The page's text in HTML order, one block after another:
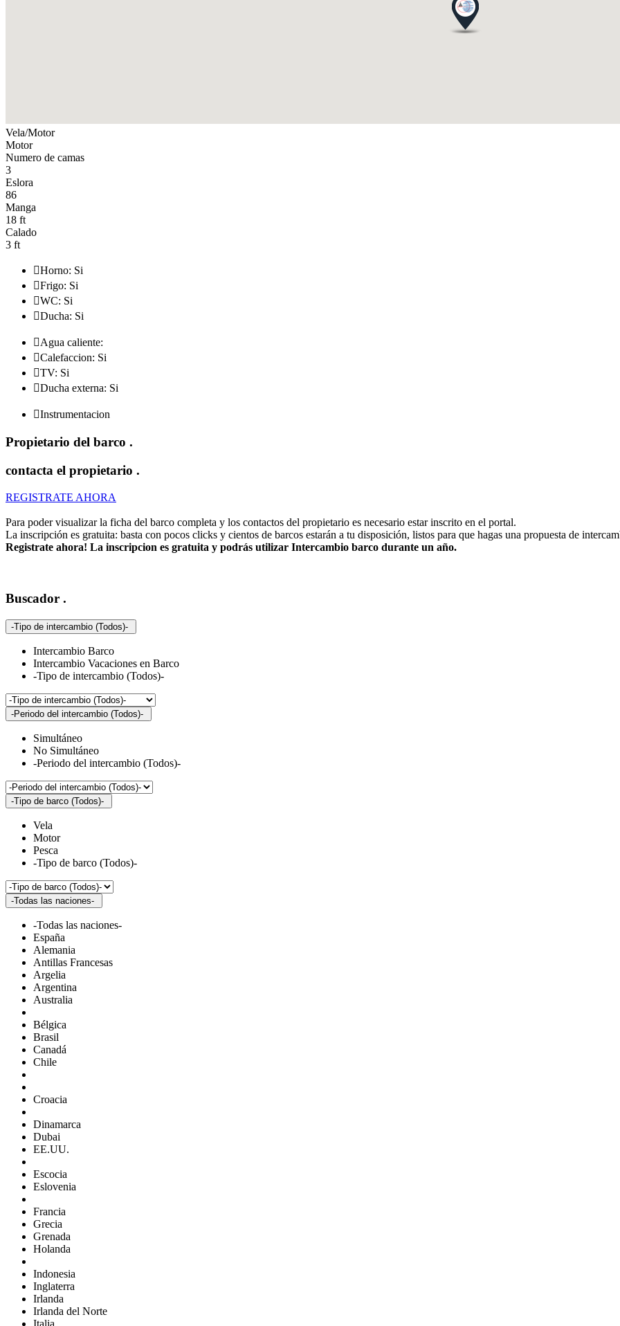
Vela/Motor
Motor
Numero de camas
3
Eslora
86
Manga
18 ft
Calado
3 ft
Horno: Si
Frigo: Si
WC: Si
Ducha: Si
Agua caliente:
Calefaccion: Si
TV: Si
Ducha externa: Si
Instrumentacion
Propietario del barco .
contacta el propietario .
REGISTRATE AHORA
Para poder visualizar la ficha del barco completa y los contactos del propietario es necesario estar inscrito en el portal.
La inscripción es gratuita: basta con pocos clicks y cientos de barcos estarán a tu disposición, listos para que hagas una propuesta de
Registrate ahora! La inscripcion es gratuita y podrás utilizar Intercambio barco durante un año.
Buscador .
-Tipo de intercambio (Todos)-
Intercambio Barco
Intercambio Vacaciones en Barco
-Tipo de intercambio (Todos)-
-Periodo del intercambio (Todos)-
Simultáneo
No Simultáneo
-Periodo del intercambio (Todos)-
-Tipo de barco (Todos)-
Vela
Motor
Pesca
-Tipo de barco (Todos)-
-Todas las naciones-
-Todas las naciones-
España
Alemania
Antillas Francesas
Argelia
Argentina
Australia
Bélgica
Brasil
Canadá
Chile
Croacia
Dinamarca
Dubai
EE.UU.
Escocia
Eslovenia
Francia
Grecia
Grenada
Holanda
Indonesia
Inglaterra
Irlanda
Irlanda del Norte
Italia